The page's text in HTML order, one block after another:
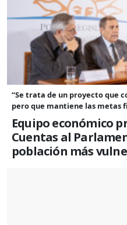
“Se trata de un proyecto que
pero que mantiene las metas
Equipo económico
Cuentas al
población más